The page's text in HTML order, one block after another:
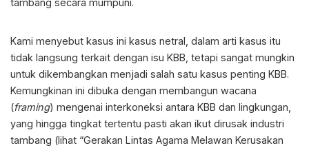
tambang secara mumpuni.
Kami menyebut kasus ini kasus netral, dalam arti kasus itu
tidak langsung terkait dengan isu KBB, tetapi sangat mungkin
untuk dikembangkan menjadi salah satu kasus penting KBB.
Kemungkinan ini dibuka dengan membangun wacana
(framing) mengenai interkoneksi antara KBB dan lingkungan,
yang hingga tingkat tertentu pasti akan ikut dirusak industri
tambang (lihat “Gerakan Lintas Agama Melawan Kerusakan